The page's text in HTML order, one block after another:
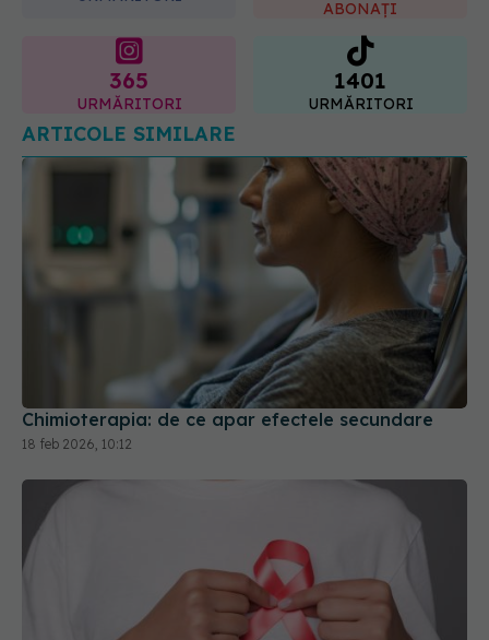
URMĂRITORI
1401
URMĂRITORI
ARTICOLE SIMILARE
Chimioterapia: de ce apar efectele secundare
18 feb 2026, 10:12